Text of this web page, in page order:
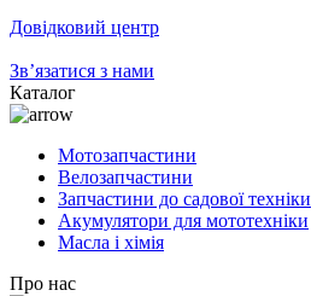
Довідковий центр
Зв’язатися з нами
Каталог
Мотозапчастини
Велозапчастини
Запчастини до садової техніки
Акумулятори для мототехніки
Масла і хімія
Про нас